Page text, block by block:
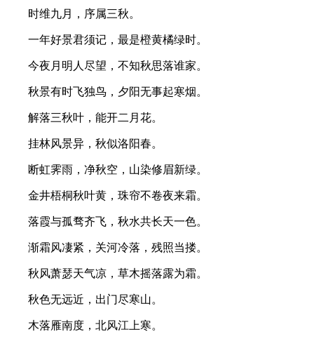
时维九月，序属三秋。
一年好景君须记，最是橙黄橘绿时。
今夜月明人尽望，不知秋思落谁家。
秋景有时飞独鸟，夕阳无事起寒烟。
解落三秋叶，能开二月花。
挂林风景异，秋似洛阳春。
断虹霁雨，净秋空，山染修眉新绿。
金井梧桐秋叶黄，珠帘不卷夜来霜。
落霞与孤骛齐飞，秋水共长天一色。
渐霜风凄紧，关河冷落，残照当搂。
秋风萧瑟天气凉，草木摇落露为霜。
秋色无远近，出门尽寒山。
木落雁南度，北风江上寒。